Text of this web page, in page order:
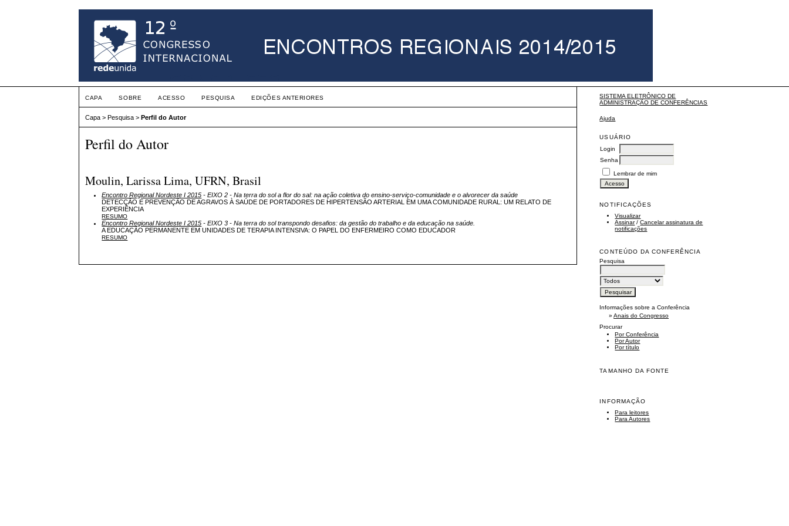
SISTEMA ELETRÔNICO DE
ADMINISTRAÇÃO DE CONFERÊNCIAS
Ajuda
USUÁRIO
Login
Senha
Lembrar de mim
NOTIFICAÇÕES
Visualizar
Assinar/Cancelar assinatura de
notificações
CONTEÚDO DA CONFERÊNCIA
Pesquisa
Informações sobre a Conferência
»Anais do Congresso
Procurar
Por Conferência
Por Autor
Por título
TAMANHO DA FONTE
INFORMAÇÃO
Para leitores
Para Autores
CAPA SOBRE ACESSO PESQUISA EDIÇÕES ANTERIORES
Capa >Pesquisa >Perfil do Autor
Perfil do Autor
Moulin, Larissa Lima, UFRN, Brasil
Encontro Regional Nordeste I 2015 - EIXO 2 - Na terra do sol a flor do sal: na ação coletiva do ensino-serviço-comunidade e o alvorecer da saúde
DETECÇÃO E PREVENÇÃO DE AGRAVOS À SAÚDE DE PORTADORES DE HIPERTENSÃO ARTERIAL EM UMA COMUNIDADE RURAL: UM RELATO DE
EXPERIÊNCIA
RESUMO
Encontro Regional Nordeste I 2015 - EIXO 3 - Na terra do sol transpondo desafios: da gestão do trabalho e da educação na saúde.
A EDUCAÇÃO PERMANENTE EM UNIDADES DE TERAPIA INTENSIVA: O PAPEL DO ENFERMEIRO COMO EDUCADOR
RESUMO